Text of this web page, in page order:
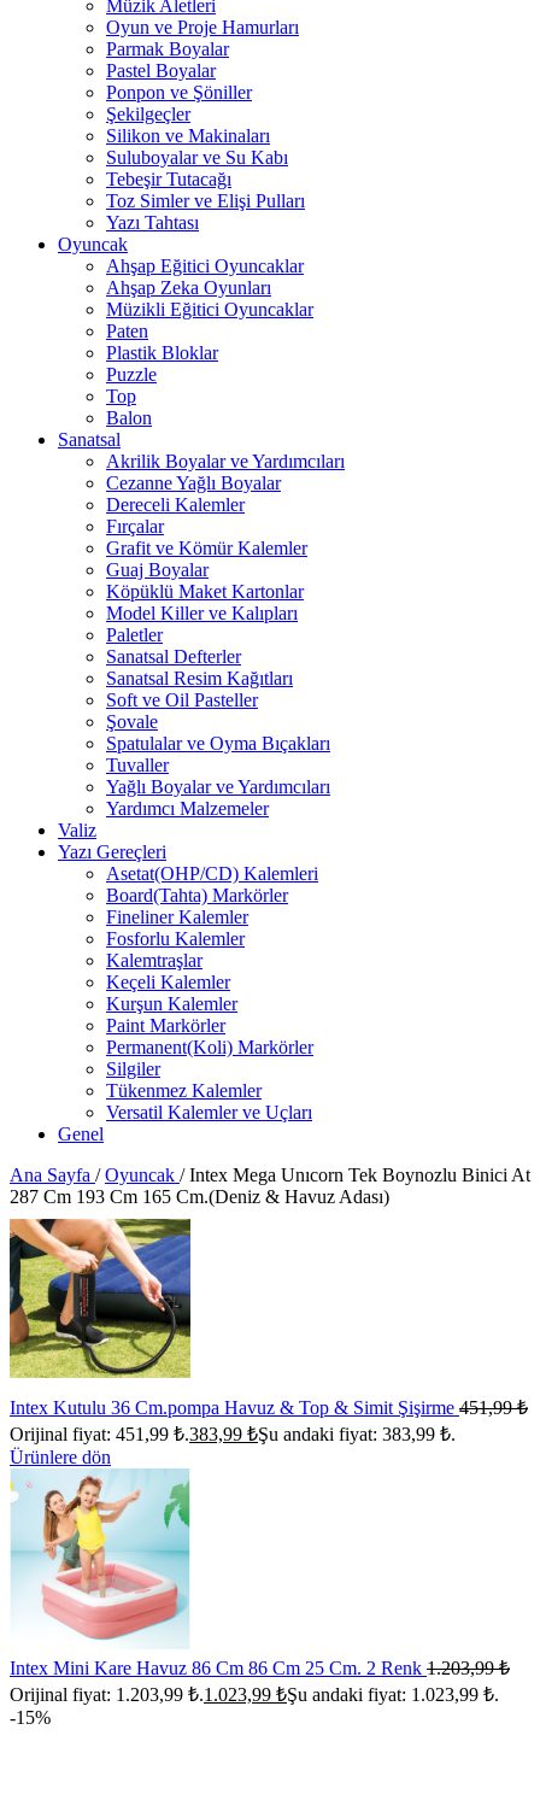
Müzik Aletleri
Oyun ve Proje Hamurları
Parmak Boyalar
Pastel Boyalar
Ponpon ve Şöniller
Şekilgeçler
Silikon ve Makinaları
Suluboyalar ve Su Kabı
Tebeşir Tutacağı
Toz Simler ve Elişi Pulları
Yazı Tahtası
Oyuncak
Ahşap Eğitici Oyuncaklar
Ahşap Zeka Oyunları
Müzikli Eğitici Oyuncaklar
Paten
Plastik Bloklar
Puzzle
Top
Balon
Sanatsal
Akrilik Boyalar ve Yardımcıları
Cezanne Yağlı Boyalar
Dereceli Kalemler
Fırçalar
Grafit ve Kömür Kalemler
Guaj Boyalar
Köpüklü Maket Kartonlar
Model Killer ve Kalıpları
Paletler
Sanatsal Defterler
Sanatsal Resim Kağıtları
Soft ve Oil Pasteller
Şovale
Spatulalar ve Oyma Bıçakları
Tuvaller
Yağlı Boyalar ve Yardımcıları
Yardımcı Malzemeler
Valiz
Yazı Gereçleri
Asetat(OHP/CD) Kalemleri
Board(Tahta) Markörler
Fineliner Kalemler
Fosforlu Kalemler
Kalemtraşlar
Keçeli Kalemler
Kurşun Kalemler
Paint Markörler
Permanent(Koli) Markörler
Silgiler
Tükenmez Kalemler
Versatil Kalemler ve Uçları
Genel
Ana Sayfa / Oyuncak / Intex Mega Unıcorn Tek Boynozlu Binici At
287 Cm 193 Cm 165 Cm.(Deniz & Havuz Adası)
Intex Kutulu 36 Cm.pompa Havuz & Top & Simit Şişirme 451,99₺
Orijinal fiyat: 451,99 ₺.383,99 ₺Şu andaki fiyat: 383,99 ₺.
Ürünlere dön
Intex Mini Kare Havuz 86 Cm 86 Cm 25 Cm. 2 Renk 1.203,99₺
Orijinal fiyat: 1.203,99 ₺.1.023,99 ₺Şu andaki fiyat: 1.023,99 ₺.
-15%